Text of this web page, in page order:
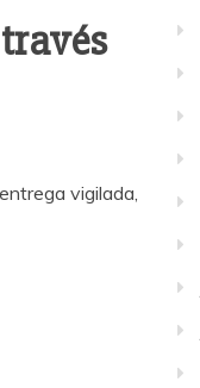
vigilada,